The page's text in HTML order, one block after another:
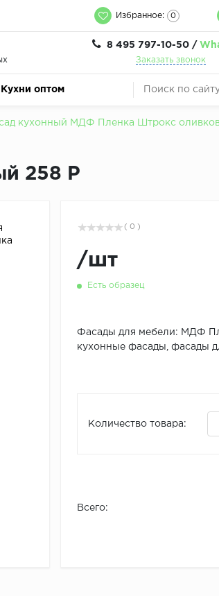
Избранное: 0
8 495 797-10-50 /
Заказать звонок
Кухни оптом
кухонный МДФ Пленка Штрокс
258 Р
( 0 )
/шт
Есть образец
Фасады для мебели: МДФ
кухонные фасады, фасады
Количество товара:
Всего: